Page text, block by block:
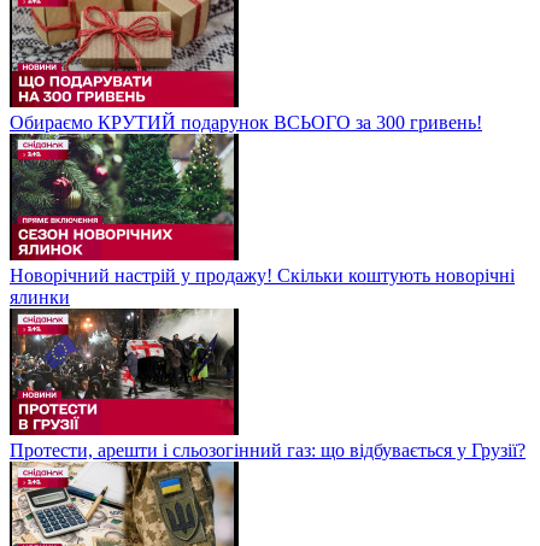
Обираємо КРУТИЙ подарунок ВСЬОГО за 300 гривень!
Новорічний настрій у продажу! Скільки коштують новорічні
ялинки
Протести, арешти і сльозогінний газ: що відбувається у Грузії?